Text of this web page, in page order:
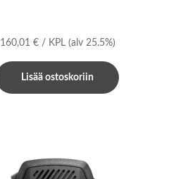
160,01 €/ KPL (alv 25.5%)
Lisää ostoskoriin